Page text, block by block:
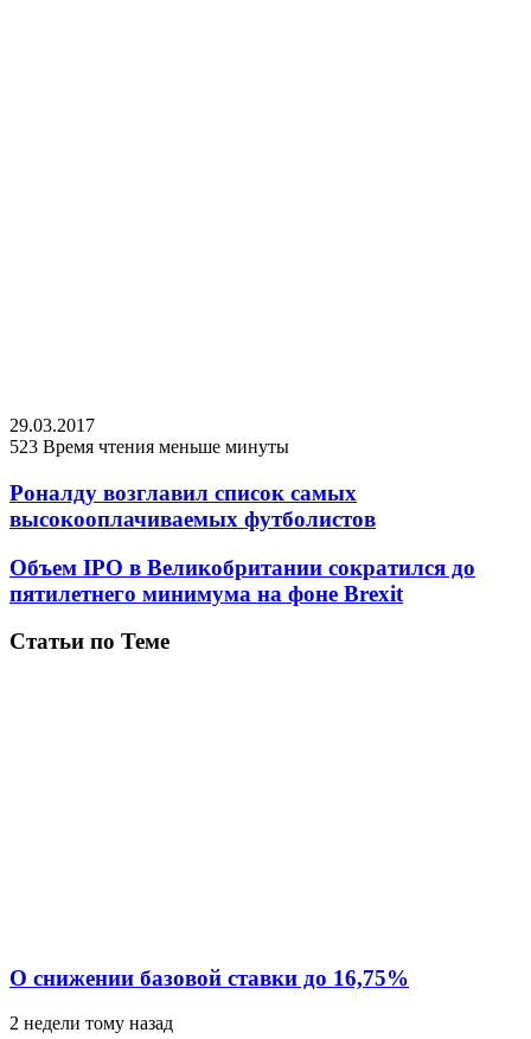
29.03.2017
523 Время чтения меньше минуты
Роналду возглавил список самых
высокооплачиваемых футболистов
Объем IPO в Великобритании сократился до
пятилетнего минимума на фоне Brexit
Статьи по Теме
О снижении базовой ставки до 16,75%
2 недели тому назад